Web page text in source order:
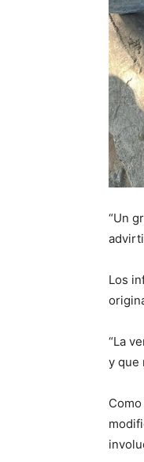
“Un
Los
“La
y que